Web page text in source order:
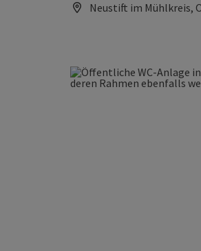
Neustift im Mühlkreis,